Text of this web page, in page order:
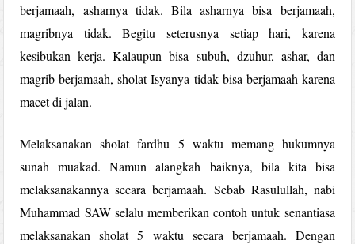
berjamaah, asharnya tidak. Bila asharnya bisa berjamaah,
magribnya tidak. Begitu seterusnya setiap hari, karena
kesibukan kerja. Kalaupun bisa subuh, dzuhur, ashar, dan
magrib berjamaah, sholat Isyanya tidak bisa berjamaah karena
macet di jalan.
Melaksanakan sholat fardhu 5 waktu memang hukumnya
sunah muakad. Namun alangkah baiknya, bila kita bisa
melaksanakannya secara berjamaah. Sebab Rasulullah, nabi
Muhammad SAW selalu memberikan contoh untuk senantiasa
melaksanakan sholat 5 waktu secara berjamaah. Dengan